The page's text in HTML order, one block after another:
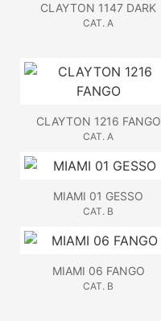
CLAYTON 1147 DARK
CAT. A
CLAYTON 1216 FANGO
CAT. A
MIAMI 01 GESSO
CAT. B
MIAMI 06 FANGO
CAT. B